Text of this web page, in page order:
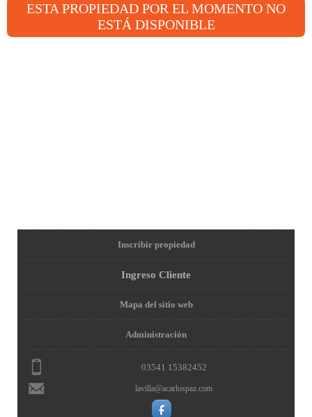
ESTA PROPIEDAD POR EL MOMENTO NO
ESTÁ DISPONIBLE
Inscribir propiedad
Ingreso Cliente
Mapa del sitio web
Administración
03541 15382452
lavilla@acarlospaz.com